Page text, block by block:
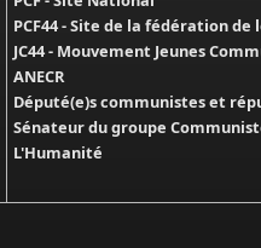
PCF44 - Site de la fédération
JC44 - Mouvement Jeunes
ANECR
Député(e)s communistes et
Sénateur du groupe
L'Humanité